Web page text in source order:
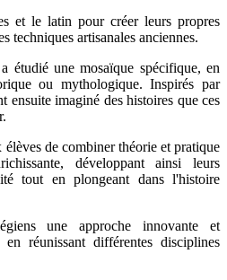
et le latin pour créer leurs propres
techniques artisanales anciennes.
étudié une mosaïque spécifique, en
ou mythologique. Inspirés par
ensuite imaginé des histoires que ces
de combiner théorie et pratique
développant ainsi leurs
tout en plongeant dans l'histoire
une approche innovante et
en réunissant différentes disciplines